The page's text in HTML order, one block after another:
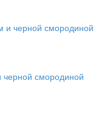
черной смородиной